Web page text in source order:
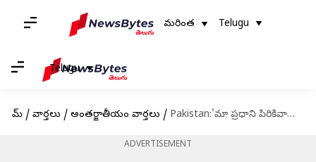
మరింత Telugu
Telugu
హోమ్ / వార్తలు / అంతర్జాతీయం వార్తలు / Pakistan:'మా ప్రధాని పిరికివాడు'.. పార్లమెంటులో పాక్‌ ఎంపీ ఫైర్‌
ADVERTISEMENT